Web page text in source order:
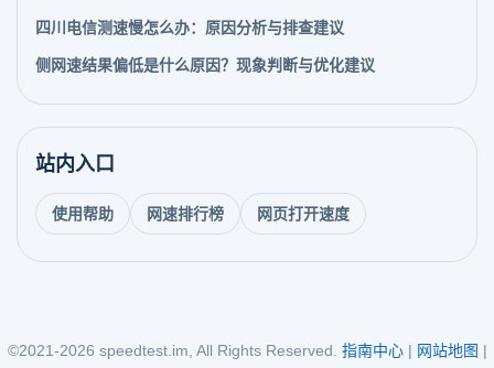
四川电信测速慢怎么办：原因分析与排查建议
侧网速结果偏低是什么原因？现象判断与优化建议
站内入口
使用帮助 网速排行榜 网页打开速度
©2021-2026 speedtest.im, All Rights Reserved. 指南中心| 网站地图 |